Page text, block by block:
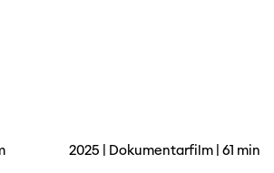
2025 | Dokumentarfilm | 61 min